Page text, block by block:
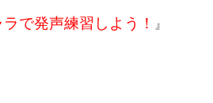
で発声練習しよう！ 』